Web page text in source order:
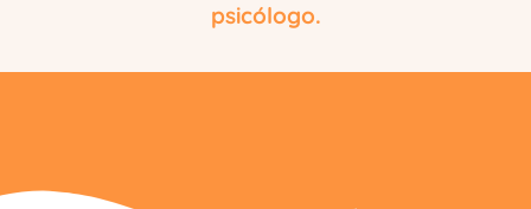
psicólogo.